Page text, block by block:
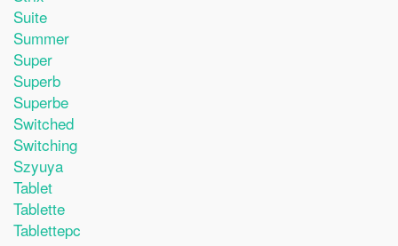
Suite
Summer
Super
Superb
Superbe
Switched
Switching
Szyuya
Tablet
Tablette
Tablettepc